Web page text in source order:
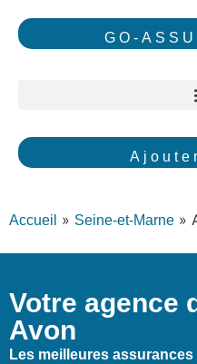
GO-
Accueil » Seine-et-Marne »
Votre agence
Avon
Les meilleures assurances